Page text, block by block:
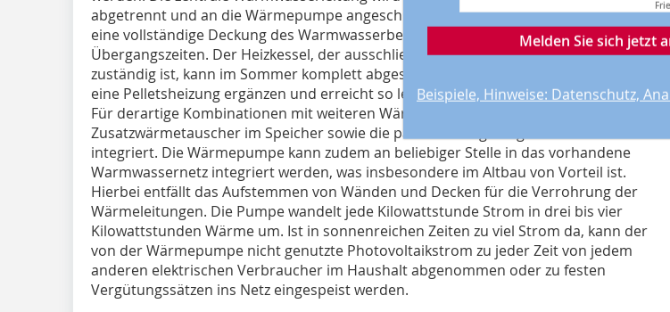
abgetrennt und an die Wärmepumpe angeschlossen. Die Kombination ermöglicht
eine vollständige Deckung des Warmwasserbedarfs im Sommer sowie in den
Übergangszeiten. Der Heizkessel, der ausschließlich für die Beheizung des Gebäudes
zuständig ist, kann im Sommer komplett abgeschaltet werden. Wer mehr will, kann
eine Pelletsheizung ergänzen und erreicht so leichter den Status Plusenergiehaus.
Für derartige Kombinationen mit weiteren Wärmeerzeugern sind ein
Zusatzwärmetauscher im Speicher sowie die passende Regelungstechnik bereits
integriert. Die Wärmepumpe kann zudem an beliebiger Stelle in das vorhandene
Warmwassernetz integriert werden, was insbesondere im Altbau von Vorteil ist.
Hierbei entfällt das Aufstemmen von Wänden und Decken für die Verrohrung der
Wärmeleitungen. Die Pumpe wandelt jede Kilowattstunde Strom in drei bis vier
Kilowattstunden Wärme um. Ist in sonnenreichen Zeiten zu viel Strom da, kann der
von der Wärmepumpe nicht genutzte Photovoltaikstrom zu jeder Zeit von jedem
anderen elektrischen Verbraucher im Haushalt abgenommen oder zu festen
Vergütungssätzen ins Netz eingespeist werden.
Melden Sie sich jetzt
Beispiele, Hinweise: Datenschutz,